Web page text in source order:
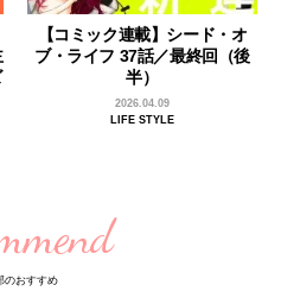
【コミック連載】シード・オ
ブ・ライフ 37話／最終回（後
半）
2026.04.09
LIFE STYLE
のおすすめ